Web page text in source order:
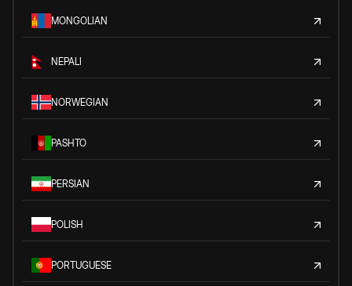
MONGOLIAN
NEPALI
NORWEGIAN
PASHTO
PERSIAN
POLISH
PORTUGUESE